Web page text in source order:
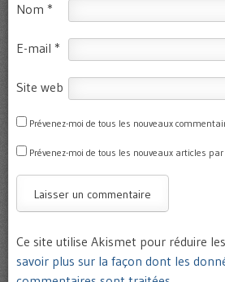
Nom *
E-mail *
Site web
Prévenez-moi de tous les nouveaux
Prévenez-moi de tous les nouveaux articles
Ce site utilise Akismet pour réduire
savoir plus sur la façon dont les